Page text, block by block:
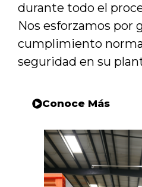
durante todo el
Nos esforzamos por
cumplimiento
seguridad en su
Conoce Más